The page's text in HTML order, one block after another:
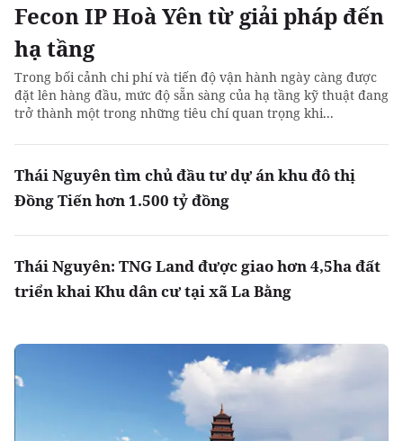
Fecon IP Hoà Yên từ giải pháp đến
hạ tầng
Trong bối cảnh chi phí và tiến độ vận hành ngày càng được
đặt lên hàng đầu, mức độ sẵn sàng của hạ tầng kỹ thuật đang
trở thành một trong những tiêu chí quan trọng khi...
Thái Nguyên tìm chủ đầu tư dự án khu đô thị
Đồng Tiến hơn 1.500 tỷ đồng
Thái Nguyên: TNG Land được giao hơn 4,5ha đất
triển khai Khu dân cư tại xã La Bằng